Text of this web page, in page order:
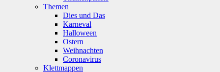
Themen
Dies und Das
Karneval
Halloween
Ostern
Weihnachten
Coronavirus
Klettmappen